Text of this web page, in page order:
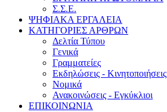
Σ.Σ.Ε.
ΨΗΦΙΑΚΑ ΕΡΓΑΛΕΙΑ
ΚΑΤΗΓΟΡΙΕΣ ΑΡΘΡΩΝ
Δελτία Τύπου
Γενικά
Γραμματείες
Εκδηλώσεις - Κινητοποιήσεις
Νομικά
Ανακοινώσεις - Εγκύκλιοι
ΕΠΙΚΟΙΝΩΝΙΑ